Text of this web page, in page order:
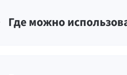
Где можно